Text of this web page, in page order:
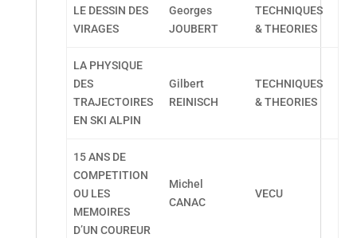
LE DESSIN DES
VIRAGES
Georges
JOUBERT
TECHNIQUES
& THEORIES
LA PHYSIQUE
DES
TRAJECTOIRES
EN SKI ALPIN
Gilbert
REINISCH
TECHNIQUES
& THEORIES
15 ANS DE
COMPETITION
OU LES
MEMOIRES
D’UN COUREUR
Michel
CANAC
VECU